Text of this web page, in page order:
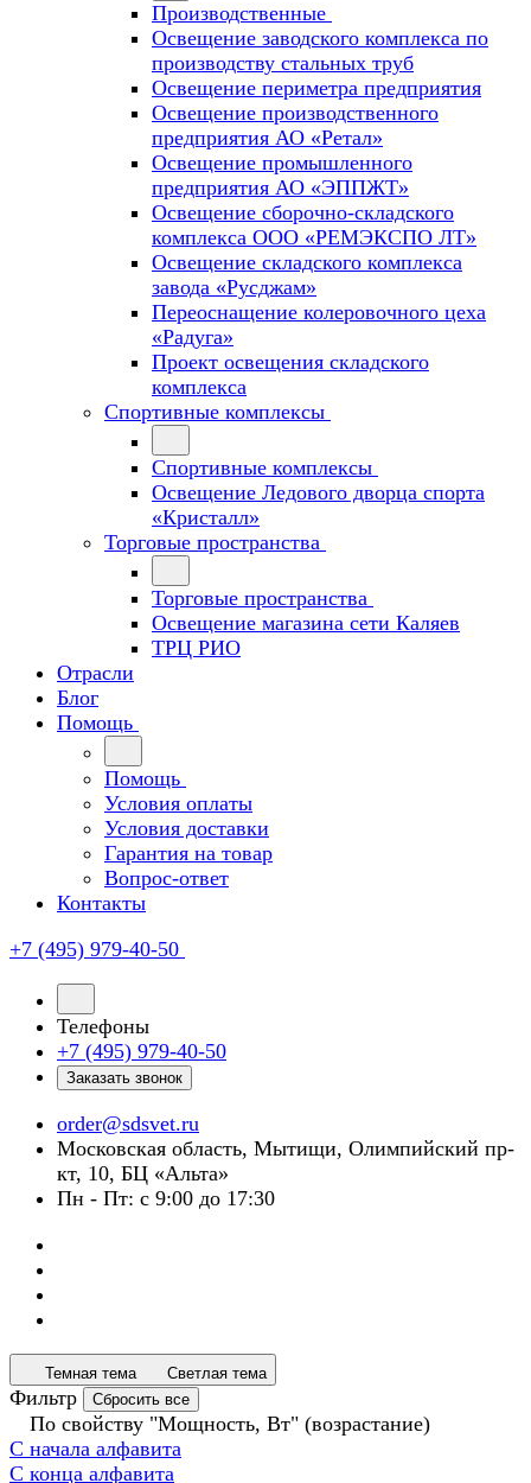
Производственные
Освещение заводского комплекса по
производству стальных труб
Освещение периметра предприятия
Освещение производственного
предприятия АО «Ретал»
Освещение промышленного
предприятия АО «ЭППЖТ»
Освещение сборочно-складского
комплекса ООО «РЕМЭКСПО ЛТ»
Освещение складского комплекса
завода «Русджам»
Переоснащение колеровочного цеха
«Радуга»
Проект освещения складского
комплекса
Спортивные комплексы
Спортивные комплексы
Освещение Ледового дворца спорта
«Кристалл»
Торговые пространства
Торговые пространства
Освещение магазина сети Каляев
ТРЦ РИО
Отрасли
Блог
Помощь
Помощь
Условия оплаты
Условия доставки
Гарантия на товар
Вопрос-ответ
Контакты
+7 (495) 979-40-50
Телефоны
+7 (495) 979-40-50
Заказать звонок
order@sdsvet.ru
Московская область, Мытищи, Олимпийский пр-
кт, 10, БЦ «Альта»
Пн - Пт: с 9:00 до 17:30
Темная тема Светлая тема
Фильтр Сбросить все
По свойству "Мощность, Вт" (возрастание)
С начала алфавита
С конца алфавита